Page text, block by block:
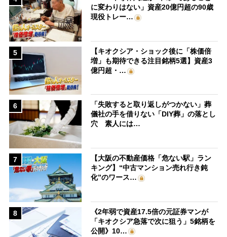
に変わりはない」資産20億円超の90歳
現役トレー…
5
【キオクシア・ショック後に「株価倍
増」も期待できる注目銘柄5選】資産3
億円超・…
6
「失敗すると取り返しがつかない」葬
儀社の手を借りない「DIY葬」の落とし
穴 素人には…
7
【大阪の不動産価格「危ない駅」ラン
キング】“中古マンション売れ行き鈍
化”のワース…
8
《2年弱で資産17.5倍の元証券マンが
「キオクシア急落で次に狙う」5銘柄を
公開》10…